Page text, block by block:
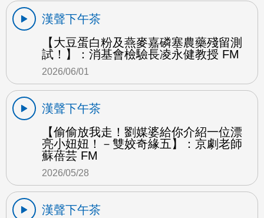
漢聲下午茶
【大豆蛋白粉及燕麥嘉磷塞農藥殘留測
試！】：消基會檢驗長凌永健教授 FM
2026/06/01
漢聲下午茶
【偷偷放我走！劉媒婆給你介紹一位漂
亮小妞妞！－雙姣奇緣五】：京劇老師
蘇蓓芸 FM
2026/05/28
漢聲下午茶